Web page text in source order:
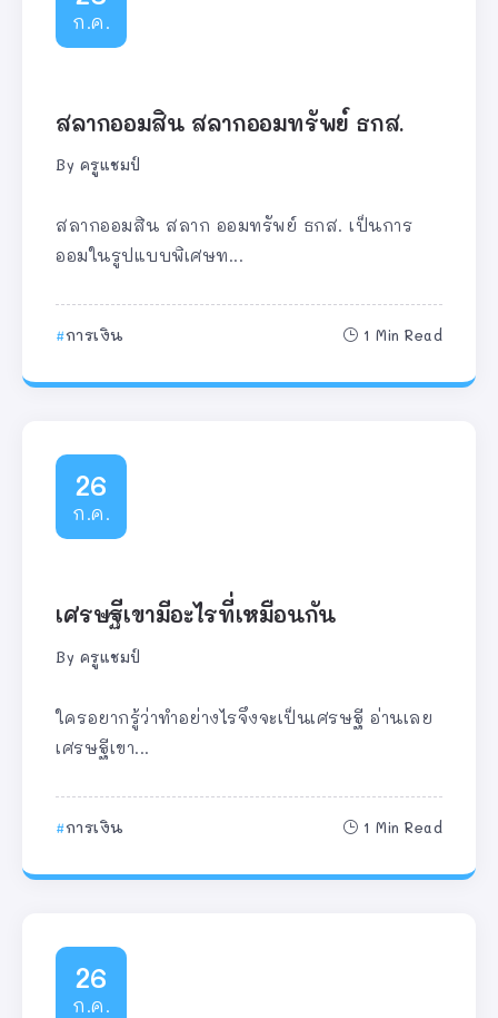
ก.ค.
สลากออมสิน สลากออมทรัพย์ ธกส.
By ครูแชมป์
สลากออมสิน สลาก ออมทรัพย์ ธกส. เป็นการ
ออมในรูปแบบพิเศษท...
การเงิน 1 Min Read
26
ก.ค.
เศรษฐีเขามีอะไรที่เหมือนกัน
By ครูแชมป์
ใครอยากรู้ว่าทำอย่างไรจึงจะเป็นเศรษฐี อ่านเลย
เศรษฐีเขา...
การเงิน 1 Min Read
26
ก.ค.